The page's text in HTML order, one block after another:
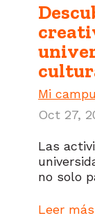
Mi
Oct 27,
Las
no solo
Leer